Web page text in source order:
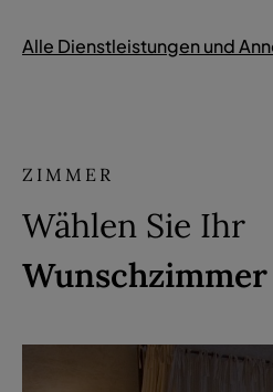
Alle Dienstleistungen und
ZIMMER
Wählen Sie Ihr
Wunschzimmer